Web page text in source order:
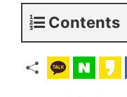
Contents